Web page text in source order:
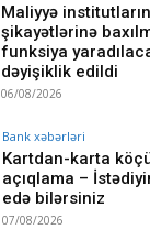
Maliyyə
şikayətlərinə
funksiya
dəyişiklik edildi
06/08/2026
Bank xəbərləri
Kartdan-karta
açıqlama –
edə bilərsiniz
07/08/2026